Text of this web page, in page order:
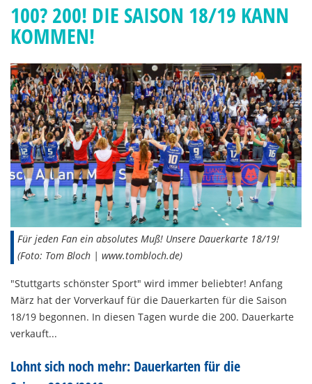
100? 200! DIE SAISON 18/19 KANN
KOMMEN!
Für jeden Fan ein absolutes Muß! Unsere Dauerkarte 18/19!
(Foto: Tom Bloch | www.tombloch.de)
"Stuttgarts schönster Sport" wird immer beliebter! Anfang
März hat der Vorverkauf für die Dauerkarten für die Saison
18/19 begonnen. In diesen Tagen wurde die 200. Dauerkarte
verkauft...
Lohnt sich noch mehr: Dauerkarten für die